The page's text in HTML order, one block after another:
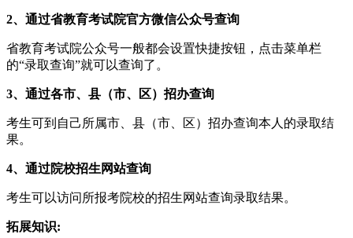
2、通过省教育考试院官方微信公众号查询
省教育考试院公众号一般都会设置快捷按钮，点击菜单栏
的“录取查询”就可以查询了。
3、通过各市、县（市、区）招办查询
考生可到自己所属市、县（市、区）招办查询本人的录取结
果。
4、通过院校招生网站查询
考生可以访问所报考院校的招生网站查询录取结果。
拓展知识: